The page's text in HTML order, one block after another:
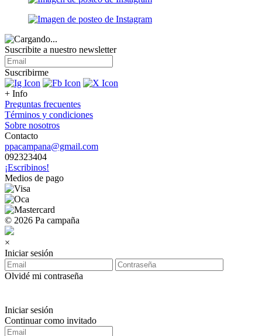
Suscribite a nuestro newsletter
Suscribirme
+ Info
Preguntas frecuentes
Términos y condiciones
Sobre nosotros
Contacto
ppacampana@gmail.com
092323404
¡Escribinos!
Medios de pago
© 2026 Pa campaña
×
Iniciar sesión
Olvidé mi contraseña
Iniciar sesión
Continuar como invitado